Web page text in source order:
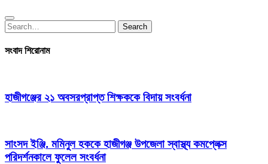
Search
for:
Search
সংবাদ শিরোনাম
হাজীগঞ্জের ২১ অবসরপ্রাপ্ত শিক্ষককে বিদায় সংবর্ধনা
সাংসদ ইঞ্জি. মমিনুল হককে হাজীগঞ্জ উপজেলা স্বাস্থ্য কমপ্লেক্স
পরিদর্শনকালে ফুলেল সংবর্ধনা